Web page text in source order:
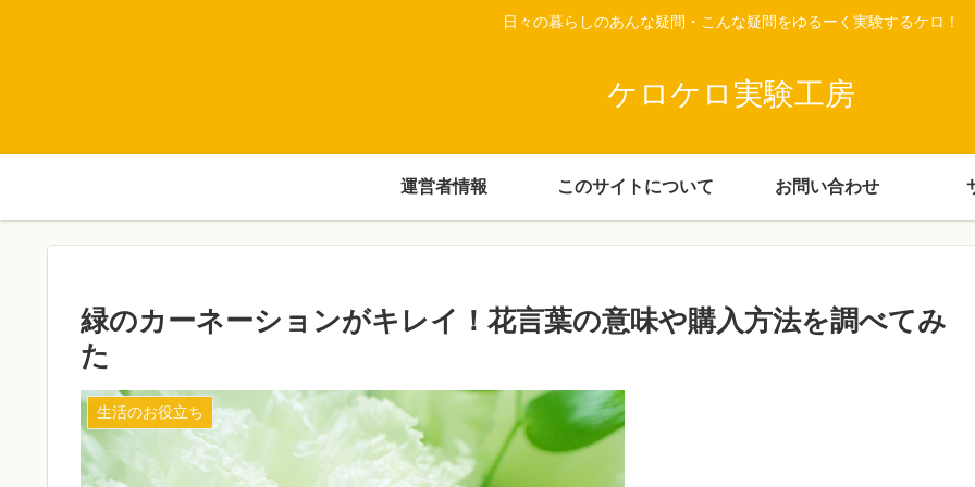
日々の暮らしのあんな疑問・こんな疑問をゆるーく実験するケロ！
ケロケロ実験工房
運営者情報 このサイトについて お問い合わせ
緑のカーネーションがキレイ！花言葉の意味や購入方法を調べてみ
た
生活のお役立ち